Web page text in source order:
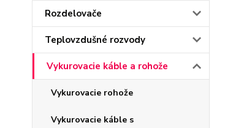
Rozdelovače
Teplovzdušné rozvody
Vykurovacie káble a rohože
Vykurovacie rohože
Vykurovacie káble s